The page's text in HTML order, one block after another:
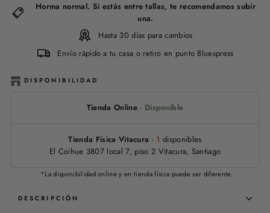
Horma normal. Si estás entre tallas, te recomendamos subir
una.
Hasta 30 días para cambios
Envío rápido a tu casa o retiro en punto Bluexpress
DISPONIBILIDAD
Tienda Online- Disponible
Tienda Física Vitacura - 1 disponibles
El Coihue 3807 local 7, piso 2 Vitacura, Santiago
*La disponibilidad online y en tienda física puede ser diferente.
DESCRIPCIÓN